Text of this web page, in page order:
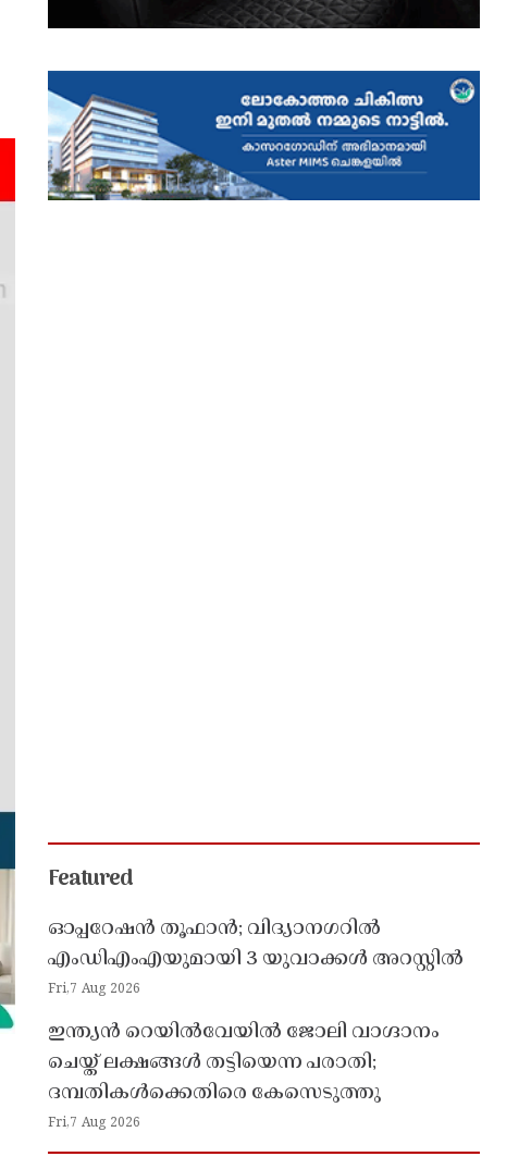
Featured
ഓപ്പറേഷൻ തൂഫാൻ; വിദ്യാനഗറിൽ
എംഡിഎംഎയുമായി 3 യുവാക്കൾ അറസ്റ്റിൽ
Fri,7 Aug 2026
ഇന്ത്യൻ റെയിൽവേയിൽ ജോലി വാഗ്ദാനം
ചെയ്ത് ലക്ഷങ്ങൾ തട്ടിയെന്ന പരാതി;
ദമ്പതികൾക്കെതിരെ കേസെടുത്തു
Fri,7 Aug 2026